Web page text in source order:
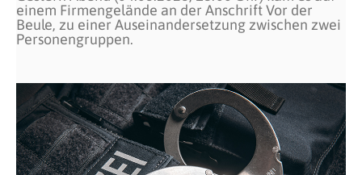
einem Firmengelände an der Anschrift Vor der
Beule, zu einer Auseinandersetzung zwischen zwei
Personengruppen.